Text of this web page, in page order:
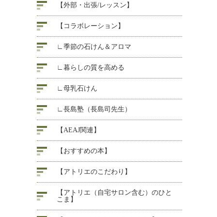
【外部・出張/レッスン】
【コラボレーション】
∟季節の石けん＆アロマ
∟暮らしの質を高める
∟母乳石けん
∟長島塾（長島司先生）
【AEAJ関連】
【おすすめの本】
【アトリエのこだわり】
【アトリエ（自宅サロン含む）のひと
こま】